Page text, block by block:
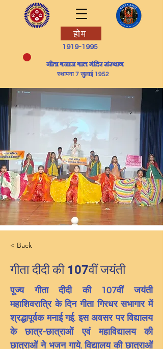
होम
1919-1995
​गीता बजाज बाल मंदिर संस्थान
स्थापना 7 जुलाई 1952
< Back
गीता दीदी की 107वीं जयंती
पूज्य गीता दीदी की 107वीं जयंती
महाशिवरात्रि के दिन गीता गिरधर सभागार में
श्रद्धापूर्वक मनाई गई. इस अवसर पर विद्यालय
के छात्र-छात्राओं एवं महाविद्यालय की
छात्राओं ने भजन गाये. विद्यालय की छात्राओं